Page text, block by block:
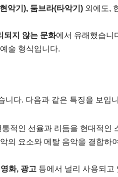
악기), 둠브라(타악기) 외에도,
되지 않는 문화에서 유래했습니
술 형식입니다.
니다. 다음과 같은 특징을 보입
적인 선율과 리듬을 현대적인
의 요소와 메탈 음악을 결합하
화, 광고 등에서 널리 사용되고